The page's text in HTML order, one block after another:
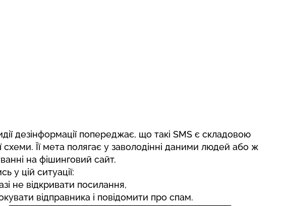
дезінформації попереджає, що такі SMS є складовою
схеми. Її мета полягає у заволодінні даними людей або ж
на фішинговий сайт.
у цій ситуації:
не відкривати посилання,
відправника і повідомити про спам.